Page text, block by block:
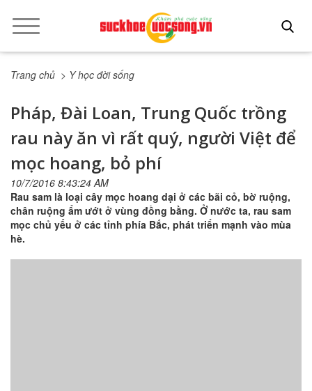
Trang chủ > Y học đời sống
Pháp, Đài Loan, Trung Quốc trồng
rau này ăn vì rất quý, người Việt để
mọc hoang, bỏ phí
10/7/2016 8:43:24 AM
Rau sam là loại cây mọc hoang dại ở các bãi cỏ, bờ ruộng,
chân ruộng ẩm ướt ở vùng đồng bằng. Ở nước ta, rau sam
mọc chủ yếu ở các tỉnh phía Bắc, phát triển mạnh vào mùa
hè.